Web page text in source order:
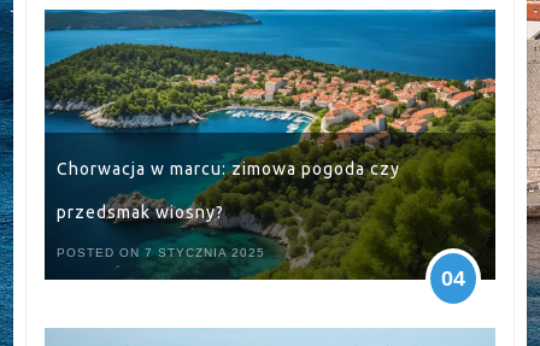
Chorwacja w marcu: zimowa pogoda czy
przedsmak wiosny?
POSTED ON 7 STYCZNIA 2025
04